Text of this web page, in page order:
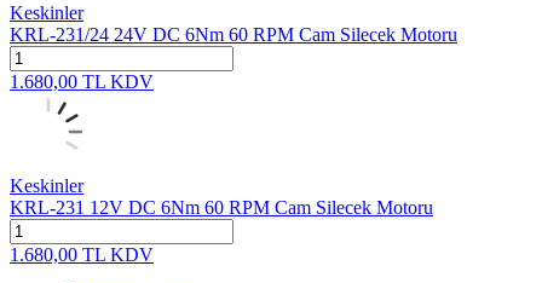
Keskinler
KRL-231/24 24V DC 6Nm 60 RPM Cam Silecek Motoru
1.680,00 TL KDV
Keskinler
KRL-231 12V DC 6Nm 60 RPM Cam Silecek Motoru
1.680,00 TL KDV